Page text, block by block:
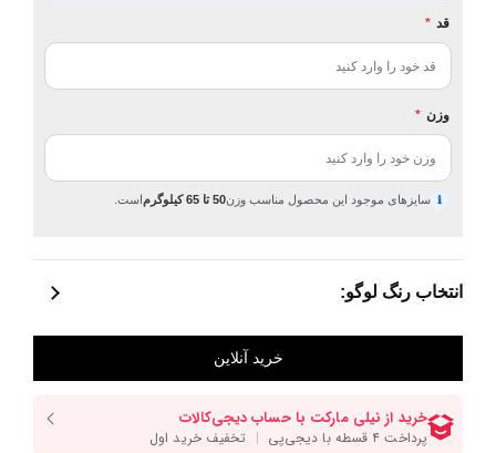
قد *
وزن *
ℹ سایزهای موجود این محصول مناسب وزن50 تا 65 کیلوگرم است.
انتخاب رنگ لوگو: